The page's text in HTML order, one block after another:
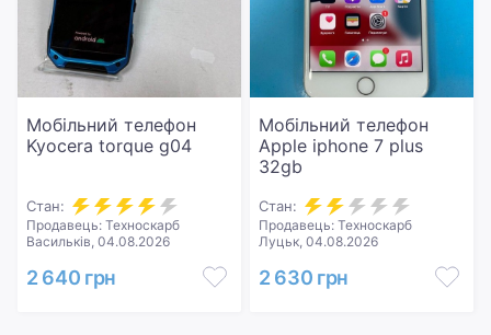
Мобільний телефон
Kyocera torque g04
Стан:
Продавець: Техноскарб
Васильків, 04.08.2026
2 640 грн
Мобільний телефон
Apple iphone 7 plus
32gb
Стан:
Продавець: Техноскарб
Луцьк, 04.08.2026
2 630 грн